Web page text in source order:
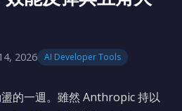
2026 AI Developer Tools
的一週。雖然 Anthropic 持以